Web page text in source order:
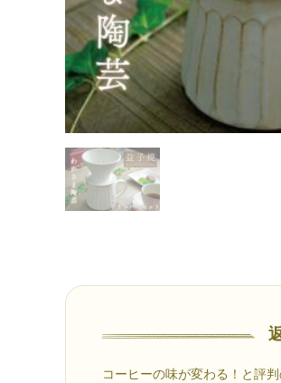
コーヒーの味が変わる！と評